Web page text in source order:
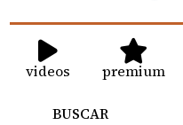
videos premium
BUSCAR